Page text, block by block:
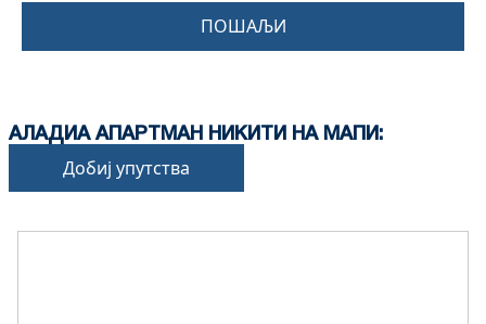
ПОШАЉИ
АЛАДИА АПАРТМАН НИКИТИ НА МАПИ:
Добиј упутства